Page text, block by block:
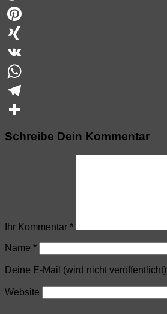
Twitter
Pinterest
XING
VK
WhatsApp
Telegram
Schreibe Dein Kommentar
Ihr Kommentar *
Name *
Deine E-Mail (wird nicht veröffentlicht)
Website